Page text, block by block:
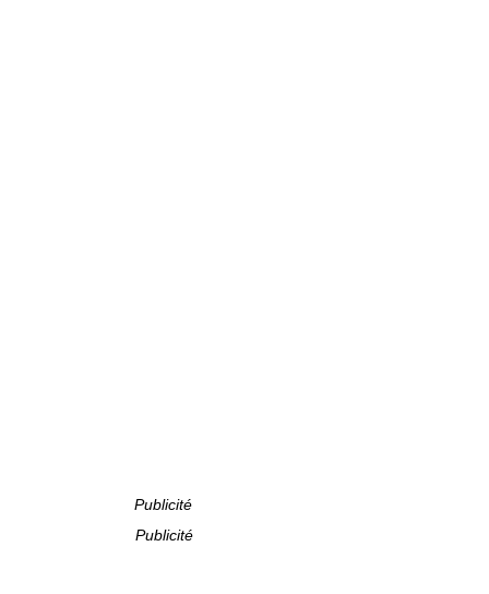
Publicité
Publicité